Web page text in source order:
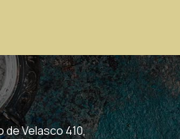
de Velasco 410,